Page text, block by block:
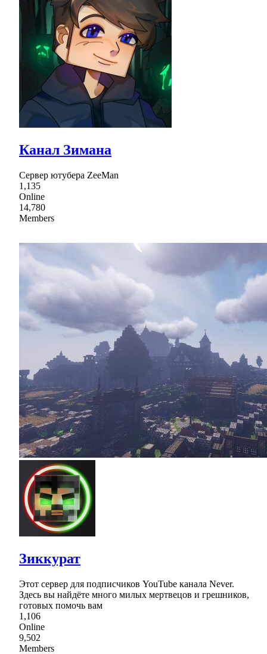
Канал Зимана
Сервер ютубера ZeeMan
1,135
Online
14,780
Members
Зиккурат
Этот сервер для подписчиков YouTube канала Never.
Здесь вы найдёте много милых мертвецов и грешников,
готовых помочь вам
1,106
Online
9,502
Members